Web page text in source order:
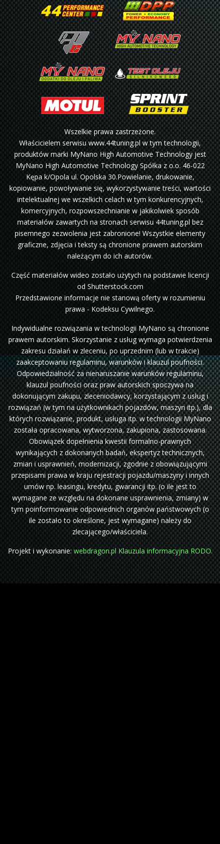
Wszelkie prawa zastrzeżone.
Właścicielem serwisu www.44tuning.pl w tym technologii,
produktów marki MyNano High Automotive Technology jest
MyNano High Automotive Technology Spółka z o.o. 46-022
Kępa k/Opola ul. Opolska 30.Powielanie, drukowanie,
kopiowanie, powoływanie się, wykorzystywanie treści, wartości
intelektualnej we wszelkich celach w tym konkurencyjnych,
komercyjnych, rozpowszechnianie w jakikolwiek sposób
materiałów zawartych na stronach serwisu 44tuning.pl bez
pisemnego zezwolenia jest zabronione! Wszystkie elementy
graficzne, zdjęcia i teksty są chronione prawem autorskim
należącym do ich autorów.
Część materiałów wideo zostało użytych na podstawie licencji
od Shutterstock.com
Przedstawione informacje nie stanową oferty w rozumieniu
prawa - Kodeksu Cywilnego.
Indywidualne rozwiązania w technologii MyNano są chronione
prawem autorskim. Skorzystanie z usług wymaga potwierdzenia
zakresu działań w zleceniu, po uprzednim (lub w trakcie)
zaakceptowaniu regulaminu, warunków i klauzul poufności.
Odpowiedzialność za nienaruszanie warunków regulaminu,
klauzul poufności oraz praw autorskich spoczywa na
dokonującym zakupu, zleceniodawcy, korzystającym z usług i
rozwiązań (w tym na użytkownikach pojazdów, maszyn itp.), dla
których rozwiązanie, produkt, usługa itp. w technologii MyNano
została opracowana, wytworzona, zakupiona, zastosowana.
Obowiązek dopełnienia kwestii formalno-prawnych
wynikających z dokonanych badań, ekspertyz technicznych,
zmian i usprawnień, modernizacji, zgodnie z obowiązującymi
przepisami prawa w kraju rejestracji pojazdu/maszyny i innych
umów np. leasingu, kredytu, gwarancji itp. (o ile jest to
wymagane ze względu na dokonane usprawnienia, zmiany) w
tym poinformowanie odpowiednich organów państwowych (o
ile zostało to określone, jest wymagane) należy do
zlecającego/właściciela.
Projekt i wykonanie:webdragon.pl Klauzula informacyjna RODO.